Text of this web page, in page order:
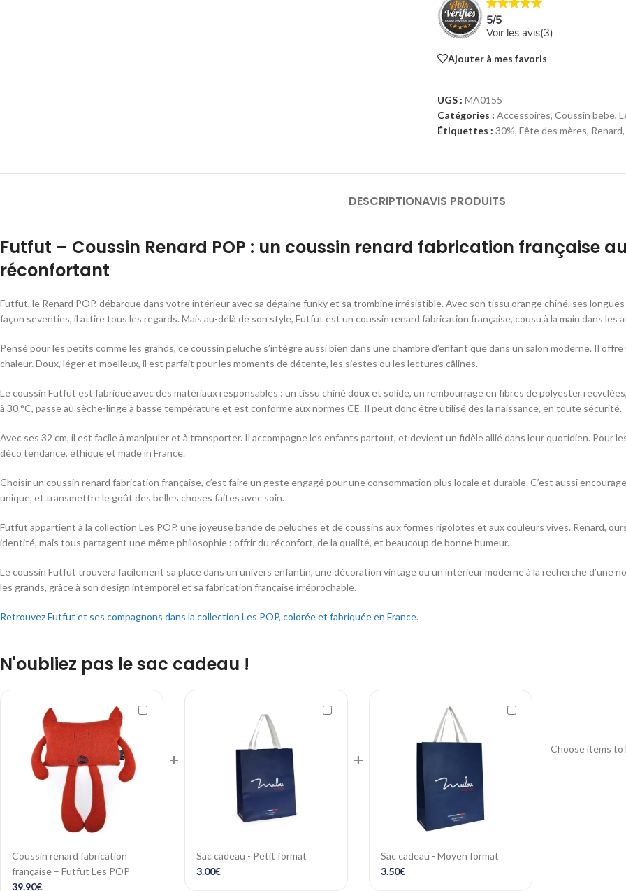
5/5
Voir les avis(3)
Ajouter à mes favoris
UGS : MA0155
Catégories : Accessoires, Coussin bebe,
Étiquettes : 30%, Fête des mères, Renard,
DESCRIPTIONAVIS PRODUITS
Futfut – Coussin Renard POP : un coussin renard fabrication française
réconfortant
Futfut, le Renard POP, débarque dans votre intérieur avec sa dégaine funky et sa trombine irrésistible. Avec son tissu orange chiné, ses
façon seventies, il attire tous les regards. Mais au-delà de son style, Futfut est un coussin renard fabrication française, cousu à la main dans les
Pensé pour les petits comme les grands, ce coussin peluche s’intègre aussi bien dans une chambre d’enfant que dans un salon moderne. Il
chaleur. Doux, léger et moelleux, il est parfait pour les moments de détente, les siestes ou les lectures câlines.
Le coussin Futfut est fabriqué avec des matériaux responsables : un tissu chiné doux et solide, un rembourrage en fibres de polyester
à 30 °C, passe au sèche-linge à basse température et est conforme aux normes CE. Il peut donc être utilisé dès la naissance, en toute sécurité.
Avec ses 32 cm, il est facile à manipuler et à transporter. Il accompagne les enfants partout, et devient un fidèle allié dans leur quotidien. Pour
déco tendance, éthique et made in France.
Choisir un coussin renard fabrication française, c’est faire un geste engagé pour une consommation plus locale et durable. C’est aussi
unique, et transmettre le goût des belles choses faites avec soin.
Futfut appartient à la collection Les POP, une joyeuse bande de peluches et de coussins aux formes rigolotes et aux couleurs vives. Renard,
identité, mais tous partagent une même philosophie : offrir du réconfort, de la qualité, et beaucoup de bonne humeur.
Le coussin Futfut trouvera facilement sa place dans un univers enfantin, une décoration vintage ou un intérieur moderne à la recherche d’une
les grands, grâce à son design intemporel et sa fabrication française irréprochable.
Retrouvez Futfut et ses compagnons dans la collection Les POP, colorée et fabriquée en France.
N'oubliez pas le sac cadeau !
Coussin renard fabrication
française – Futfut Les POP
39.90€
+
Sac cadeau - Petit format
3.00€
+
Sac cadeau - Moyen format
3.50€
Choose items